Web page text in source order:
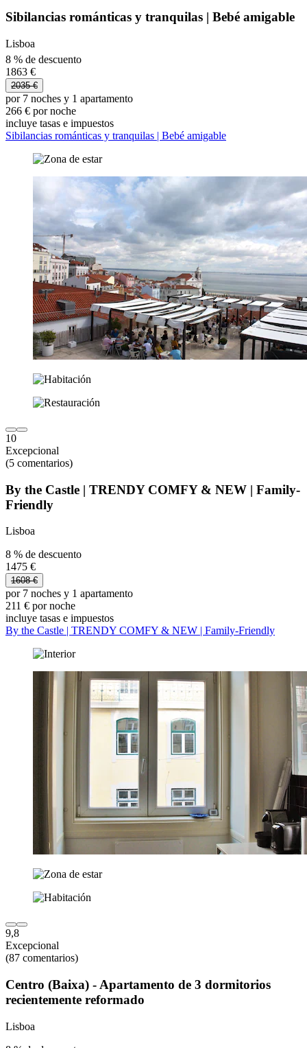
Sibilancias románticas y tranquilas | Bebé amigable
Lisboa
8 % de descuento
1863 €
2035 €
por 7 noches y 1 apartamento
266 € por noche
incluye tasas e impuestos
Sibilancias románticas y tranquilas | Bebé amigable
10
Excepcional
(5 comentarios)
By the Castle | TRENDY COMFY & NEW | Family-
Friendly
Lisboa
8 % de descuento
1475 €
1608 €
por 7 noches y 1 apartamento
211 € por noche
incluye tasas e impuestos
By the Castle | TRENDY COMFY & NEW | Family-Friendly
9,8
Excepcional
(87 comentarios)
Centro (Baixa) - Apartamento de 3 dormitorios
recientemente reformado
Lisboa